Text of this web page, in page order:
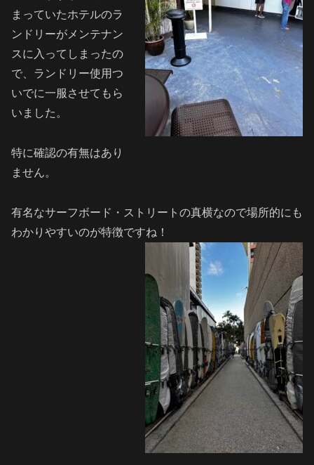
まっていたホテルのラ
ンドリーがメンテナン
スに入ってしまったの
で、ランドリー使用つ
いでに一服させてもら
いました。
特に確認の有無はあり
ません。
有名なサーフボード・ストリートの真横なので場所的にも
わかりやすいのが特徴ですね！